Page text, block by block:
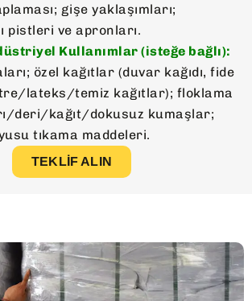
gişe yaklaşımları;
pistleri ve apronları.
Kullanımlar (isteğe bağlı):
özel kağıtlar (duvar kağıdı, fide
lateks/temiz kağıtlar); floklama
deri/kağıt/dokusuz kumaşlar;
tıkama maddeleri.
TEKLIF ALIN